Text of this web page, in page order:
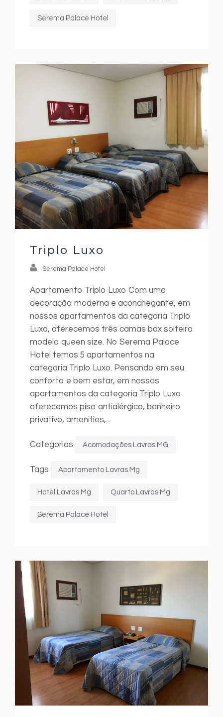
Serema Palace Hotel
Triplo Luxo
Serema Palace Hotel
Apartamento Triplo Luxo Com uma
decoração moderna e aconchegante, em
nossos apartamentos da categoria Triplo
Luxo, oferecemos três camas box solteiro
modelo queen size. No Serema Palace
Hotel temos 5 apartamentos na
categoria Triplo Luxo. Pensando em seu
conforto e bem estar, em nossos
apartamentos da categoria Triplo Luxo
oferecemos piso antialérgico, banheiro
privativo, amenities,...
Categorias Acomodações Lavras MG
Tags Apartamento Lavras Mg
Hotel Lavras Mg Quarto Lavras Mg
Serema Palace Hotel